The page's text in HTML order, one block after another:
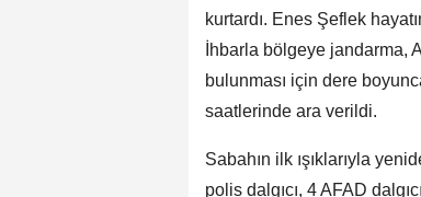
kurtardı. Enes Şeflek
İhbarla bölgeye jandarma,
bulunması için dere
saatlerinde ara verildi.
Sabahın ilk ışıklarıyla
polis dalgıcı, 4 AFAD